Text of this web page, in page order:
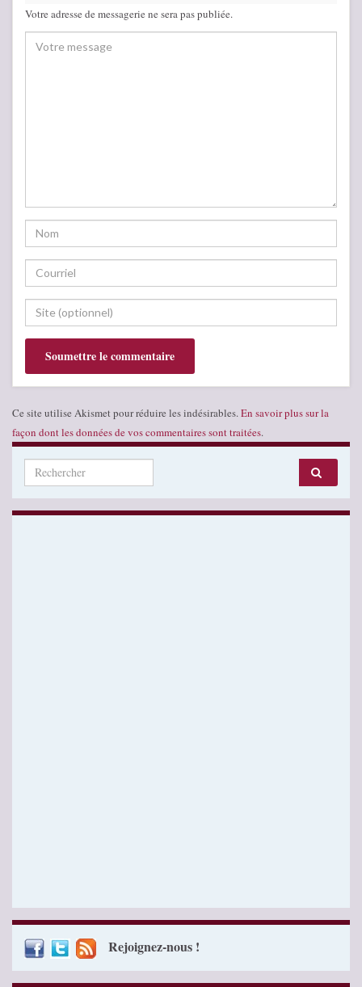
Votre adresse de messagerie ne sera pas publiée.
Ce site utilise Akismet pour réduire les indésirables. En savoir plus sur la
façon dont les données de vos commentaires sont traitées.
Search for:
Rejoignez-nous !